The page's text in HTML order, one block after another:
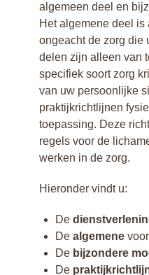
algemeen deel en
Het algemene deel
ongeacht de zorg die
delen zijn alleen van
specifiek soort zorg
van uw persoonlijke
praktijkrichtlijnen
toepassing. Deze
regels voor de
werken in de zorg.
Hieronder vindt u:
De
De algemene
Debijzondere
De